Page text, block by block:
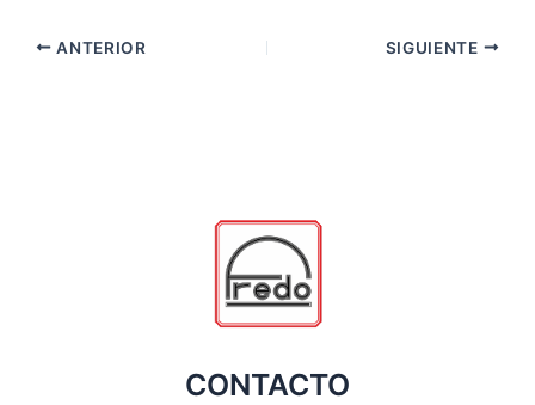
ANTERIOR SIGUIENTE
CONTACTO